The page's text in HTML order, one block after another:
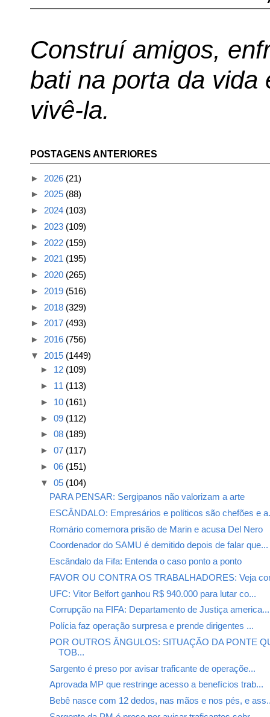
Construí amigos,
bati na porta da vida
vivê-la.
POSTAGENS ANTERIORES
► 2026 (21)
► 2025 (88)
► 2024 (103)
► 2023 (109)
► 2022 (159)
► 2021 (195)
► 2020 (265)
► 2019 (516)
► 2018 (329)
► 2017 (493)
► 2016 (756)
▼ 2015 (1449)
► 12 (109)
► 11 (113)
► 10 (161)
► 09 (112)
► 08 (189)
► 07 (117)
► 06 (151)
▼ 05 (104)
PARA PENSAR: Sergipanos não valorizam a arte
ESCÂNDALO: Empresários e políticos são chefões e
Romário comemora prisão de Marin e acusa Del Nero
Coordenador do SAMU é demitido depois de falar que...
Escândalo da Fifa: Entenda o caso ponto a ponto
FAVOR OU CONTRA OS TRABALHADORES: Veja
UFC: Vitor Belfort ganhou R$ 940.000 para lutar co...
Corrupção na FIFA: Departamento de Justiça america...
Polícia faz operação surpresa e prende dirigentes ...
POR OUTROS ÂNGULOS: SITUAÇÃO DA PONTE
TOB...
Sargento é preso por avisar traficante de operaçõe...
Aprovada MP que restringe acesso a benefícios trab...
Bebê nasce com 12 dedos, nas mãos e nos pés, e